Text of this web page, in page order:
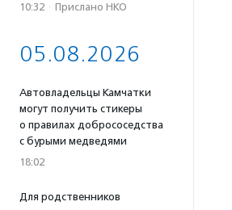
10:32 · Прислано НКО
05.08.2026
Автовладельцы Камчатки
могут получить стикеры
о правилах добрососедства
с бурыми медведями
18:02
Для родственников